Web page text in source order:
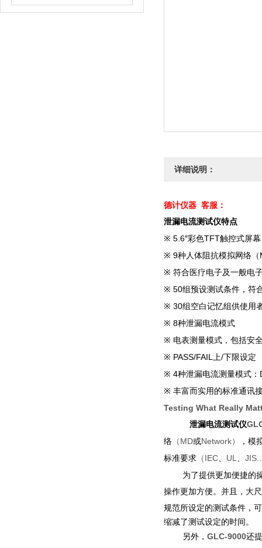
详细说明：
德计仪器 客服 ：
泄漏电流测试仪特点
※ 5.6″彩色TFT触控式屏幕
※ 9种人体阻抗模拟网络
※ 符合医疗电子及一般电
※ 50组预设测试条件，符
※ 30组空白记忆组供使用
※ 8种泄漏电流模式
※ 电表测量模式，包括安
※ PASS/FAIL 上/下限设定
※ 4种泄漏电流测量模式：
※ 丰富而实用的标准通讯
Testing What Really
泄漏电流测试仪
络 （MD或Network）
，模
标准要求 （IEC、 UL 、
为了提供更加便捷的
操作更加方便。并且，大
规范所设定的测试条件，
缩减了测试设定的时间。
另外， GLC-9000还